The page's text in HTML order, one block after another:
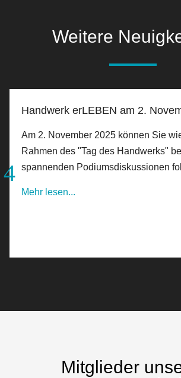
Weitere
Handwerk erLEBEN am 2.
Am 2. November 2025 können Sie
Rahmen des "Tag des Handwerks"
spannenden Podiumsdiskussionen
Mehr lesen...
Mitglieder